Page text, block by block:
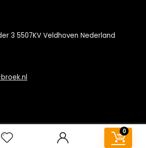
0
3 5507KV Veldhoven Nederland
Broek.nl Alle rechten voorbehouden